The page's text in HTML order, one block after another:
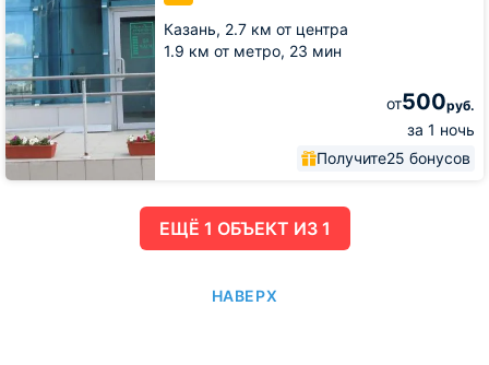
Казань, 2.7 км от центра
1.9 км от метро, 23 мин
от500руб.
за 1 ночь
Получите25 бонусов
ЕЩË 1 ОБЪЕКТ ИЗ 1
НАВЕРХ